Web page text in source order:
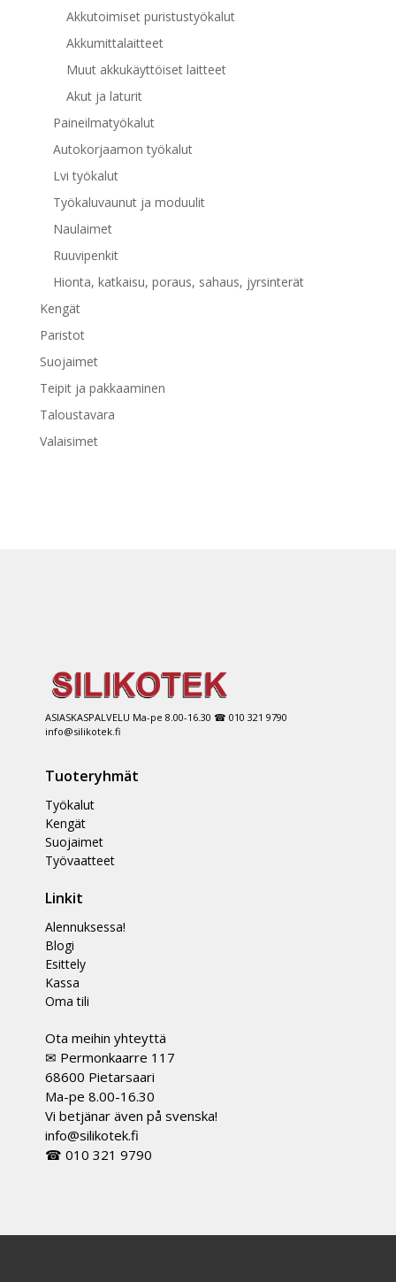
Akkutoimiset puristustyökalut
Akkumittalaitteet
Muut akkukäyttöiset laitteet
Akut ja laturit
Paineilmatyökalut
Autokorjaamon työkalut
Lvi työkalut
Työkaluvaunut ja moduulit
Naulaimet
Ruuvipenkit
Hionta, katkaisu, poraus, sahaus, jyrsinterät
Kengät
Paristot
Suojaimet
Teipit ja pakkaaminen
Taloustavara
Valaisimet
ASIASKASPALVELU Ma-pe 8.00-16.30 ☎ 010 321 9790
info@silikotek.fi
Tuoteryhmät
Työkalut
Kengät
Suojaimet
Työvaatteet
Linkit
Alennuksessa!
Blogi
Esittely
Kassa
Oma tili
Ota meihin yhteyttä
✉ Permonkaarre 117
68600 Pietarsaari
Ma-pe 8.00-16.30
Vi betjänar även på svenska!
info@silikotek.fi
☎ 010 321 9790